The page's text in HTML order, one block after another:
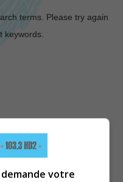
terms. Please try again
keywords.
votre